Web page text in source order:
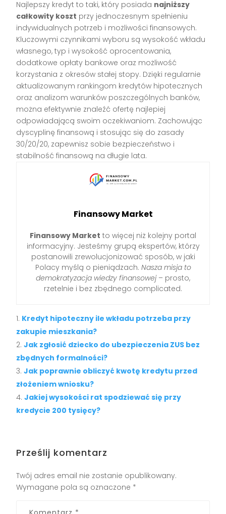
Najlepszy kredyt to taki, który posiada najniższy
całkowity koszt przy jednoczesnym spełnieniu
indywidualnych potrzeb i możliwości finansowych.
Kluczowymi czynnikami wyboru są wysokość wkładu
własnego, typ i wysokość oprocentowania,
dodatkowe opłaty bankowe oraz możliwość
korzystania z okresów stałej stopy. Dzięki regularnie
aktualizowanym rankingom kredytów hipotecznych
oraz analizom warunków poszczególnych banków,
można efektywnie znaleźć ofertę najlepiej
odpowiadającą swoim oczekiwaniom. Zachowując
dyscyplinę finansową i stosując się do zasady
30/20/20, zapewnisz sobie bezpieczeństwo i
stabilność finansową na długie lata.
Finansowy Market
Finansowy Market to więcej niż kolejny portal
informacyjny. Jesteśmy grupą ekspertów, którzy
postanowili zrewolucjonizować sposób, w jaki
Polacy myślą o pieniądzach. Nasza misja to
demokratyzacja wiedzy finansowej– prosto,
rzetelnie i bez zbędnego complicated.
Kredyt hipoteczny ile wkładu potrzeba przy
zakupie mieszkania?
Jak zgłosić dziecko do ubezpieczenia ZUS bez
zbędnych formalności?
Jak poprawnie obliczyć kwotę kredytu przed
złożeniem wniosku?
Jakiej wysokości rat spodziewać się przy
kredycie 200 tysięcy?
Prześlij komentarz
Twój adres email nie zostanie opublikowany.
Wymagane pola są oznaczone *